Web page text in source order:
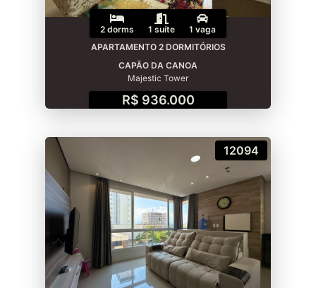
2 dorms 1 suíte
1 vaga
APARTAMENTO 2 DORMITÓRIOS
CAPÃO DA CANOA
Majestic Tower
R$ 936.000
12094